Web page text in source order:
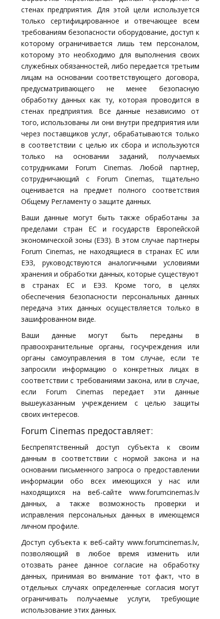
стенах предприятия. Для этой цели используется
только сертифицированное и отвечающее всем
требованиям безопасности оборудование, доступ к
которому ограничивается лишь тем персоналом,
которому это необходимо для выполнения своих
служебных обязанностей, либо передается третьим
лицам на основании соответствующего договора,
предусматривающего не менее безопасную
обработку данных как ту, которая проводится в
стенах предприятия. Все данные независимо от
того, использованы ли они внутри предприятия или
через поставщиков услуг, обрабатываются только
в соответствии с целью их сбора и используются
только на основании заданий, получаемых
сотрудниками Forum Cinemas. Любой партнер,
сотрудничающий с Forum Cinemas, тщательно
оценивается на предмет полного соответствия
Общему Регламенту о защите данных.
Ваши данные могут быть также обработаны за
пределами стран ЕС и государств Европейской
экономической зоны (ЕЭЗ). В этом случае партнеры
Forum Cinemas, не находящиеся в странах ЕС или
ЕЭЗ, руководствуются аналогичными условиями
хранения и обработки данных, которые существуют
в странах ЕС и ЕЭЗ. Кроме того, в целях
обеспечения безопасности персональных данных
передача этих данных осуществляется только в
зашифрованном виде.
Ваши данные могут быть переданы в
правоохранительные органы, госучреждения или
органы самоуправления в том случае, если те
запросили информацию о конкретных лицах в
соответствии с требованиями закона, или в случае,
если Forum Cinemas передает эти данные
вышеуказанным учреждением с целью защиты
своих интересов.
Forum Cinemas предоставляет:
Беспрепятственный доступ субъекта к своим
данным в соответствии с нормой закона и на
основании письменного запроса о предоставлении
информации обо всех имеющихся у нас или
находящихся на веб-сайте www.forumcinemas.lv
данных, а также возможность проверки и
исправления персональных данных в имеющемся
личном профиле.
Доступ субъекта к веб-сайту www.forumcinemas.lv,
позволяющий в любое время изменить или
отозвать ранее данное согласие на обработку
данных, принимая во внимание тот факт, что в
отдельных случаях определенные согласия могут
ограничивать получаемые услуги, требующие
использование этих данных.